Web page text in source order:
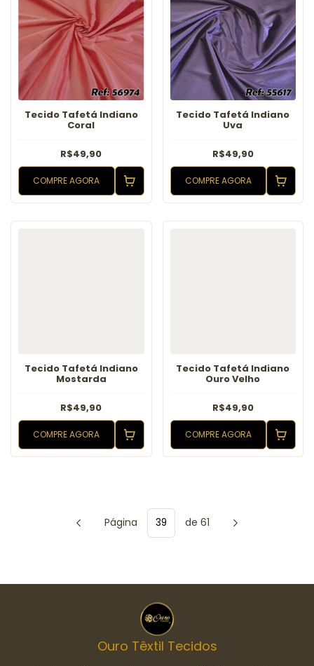
Tecido Tafetá Indiano
Coral
R$49,90
COMPRE AGORA
Tecido Tafetá Indiano
Uva
R$49,90
COMPRE AGORA
Tecido Tafetá Indiano
Mostarda
R$49,90
COMPRE AGORA
Tecido Tafetá Indiano
Ouro Velho
R$49,90
COMPRE AGORA
Página de 61
Ouro Têxtil Tecidos